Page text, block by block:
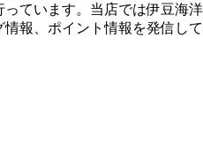
ています。当店では伊豆海洋
報、ポイント情報を発信して